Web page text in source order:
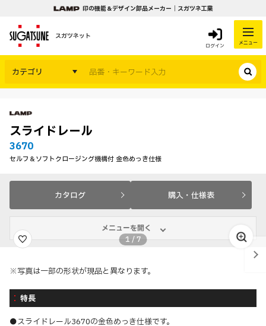
印の機能＆デザイン部品メーカー｜スガツネ工業
スガツネット
ログイン メニュー
カテゴリ
スライドレール
3670
セルフ＆ソフトクロージング機構付 金色めっき仕様
カタログ 購入・仕様表
メニューを開く
1 /7
※写真は一部の形状が現品と異なります。
特長
●スライドレール3670の金色めっき仕様です。